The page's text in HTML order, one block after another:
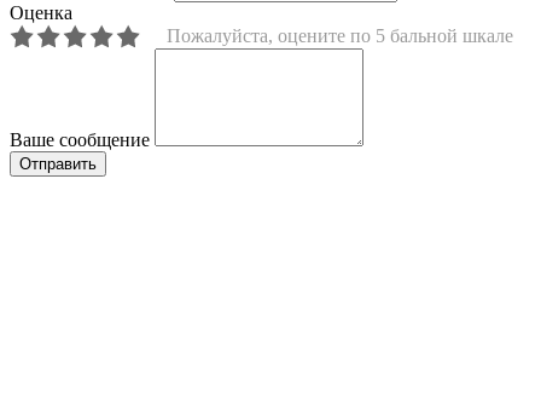
Оценка
Пожалуйста, оцените по 5 бальной шкале
Ваше сообщение